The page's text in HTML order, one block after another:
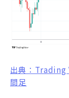
出典：Trading
間足